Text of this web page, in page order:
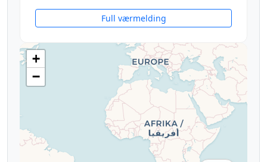
Full værmelding
+
−